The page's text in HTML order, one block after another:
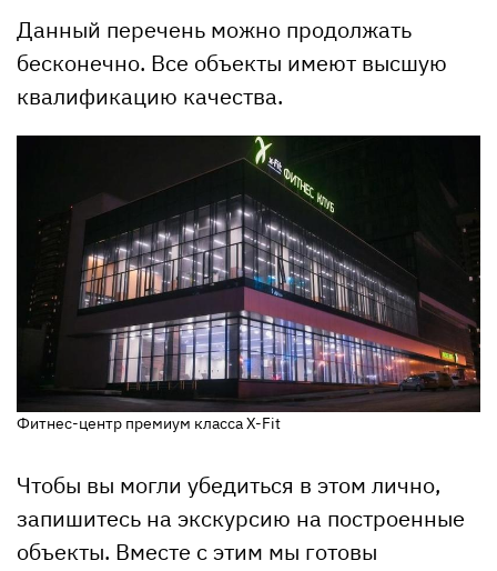
Данный перечень можно продолжать
бесконечно. Все объекты имеют высшую
квалификацию качества.
Фитнес-центр премиум класса X-Fit
Чтобы вы могли убедиться в этом лично,
запишитесь на экскурсию на построенные
объекты. Вместе с этим мы готовы